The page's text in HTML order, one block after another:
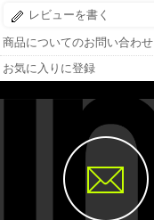
レビューを書く
商品についてのお問い合わせ
お気に入りに登録